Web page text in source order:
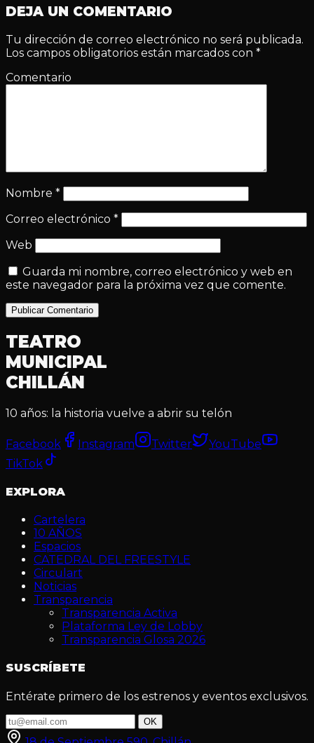
DEJA UN COMENTARIO
Tu dirección de correo electrónico no será publicada.
Los campos obligatorios están marcados con *
Comentario
Nombre *
Correo electrónico *
Web
Guarda mi nombre, correo electrónico y web en
este navegador para la próxima vez que comente.
Publicar Comentario
TEATRO
MUNICIPAL
CHILLÁN
10 años: la historia vuelve a abrir su telón
Facebook Instagram Twitter
YouTube
TikTok
EXPLORA
Cartelera
10 AÑOS
Espacios
CATEDRAL DEL FREESTYLE
Circulart
Noticias
Transparencia
Transparencia Activa
Plataforma Ley de Lobby
Transparencia Glosa 2026
SUSCRÍBETE
Entérate primero de los estrenos y eventos exclusivos.
OK